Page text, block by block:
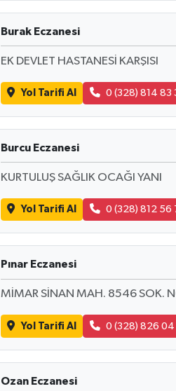
Burak Eczanesi
EK DEVLET HASTANESİ KARŞISI
Yol Tarifi Al 0 (328) 814 83
Burcu Eczanesi
KURTULUŞ SAĞLIK OCAĞI YANI
Yol Tarifi Al 0 (328) 812 56
Pınar Eczanesi
MİMAR SİNAN MAH. 8546 SOK.
Yol Tarifi Al 0 (328) 826 04
Ozan Eczanesi